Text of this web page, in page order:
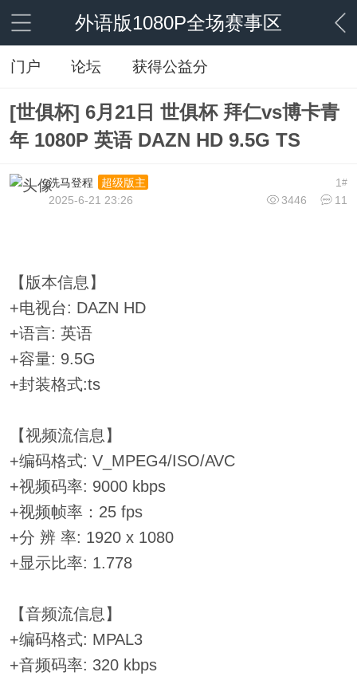
外语版1080P全场赛事区
门户 论坛 获得公益分
[世俱杯] 6月21日 世俱杯 拜仁vs博卡青
年 1080P 英语 DAZN HD 9.5G TS
1#
洗马登程
超级版主
3446
11
2025-6-21 23:26
【版本信息】
+电视台: DAZN HD
+语言: 英语
+容量: 9.5G
+封装格式:ts
【视频流信息】
+编码格式: V_MPEG4/ISO/AVC
+视频码率: 9000 kbps
+视频帧率：25 fps
+分 辨 率: 1920 x 1080
+显示比率: 1.778
【音频流信息】
+编码格式: MPAL3
+音频码率: 320 kbps